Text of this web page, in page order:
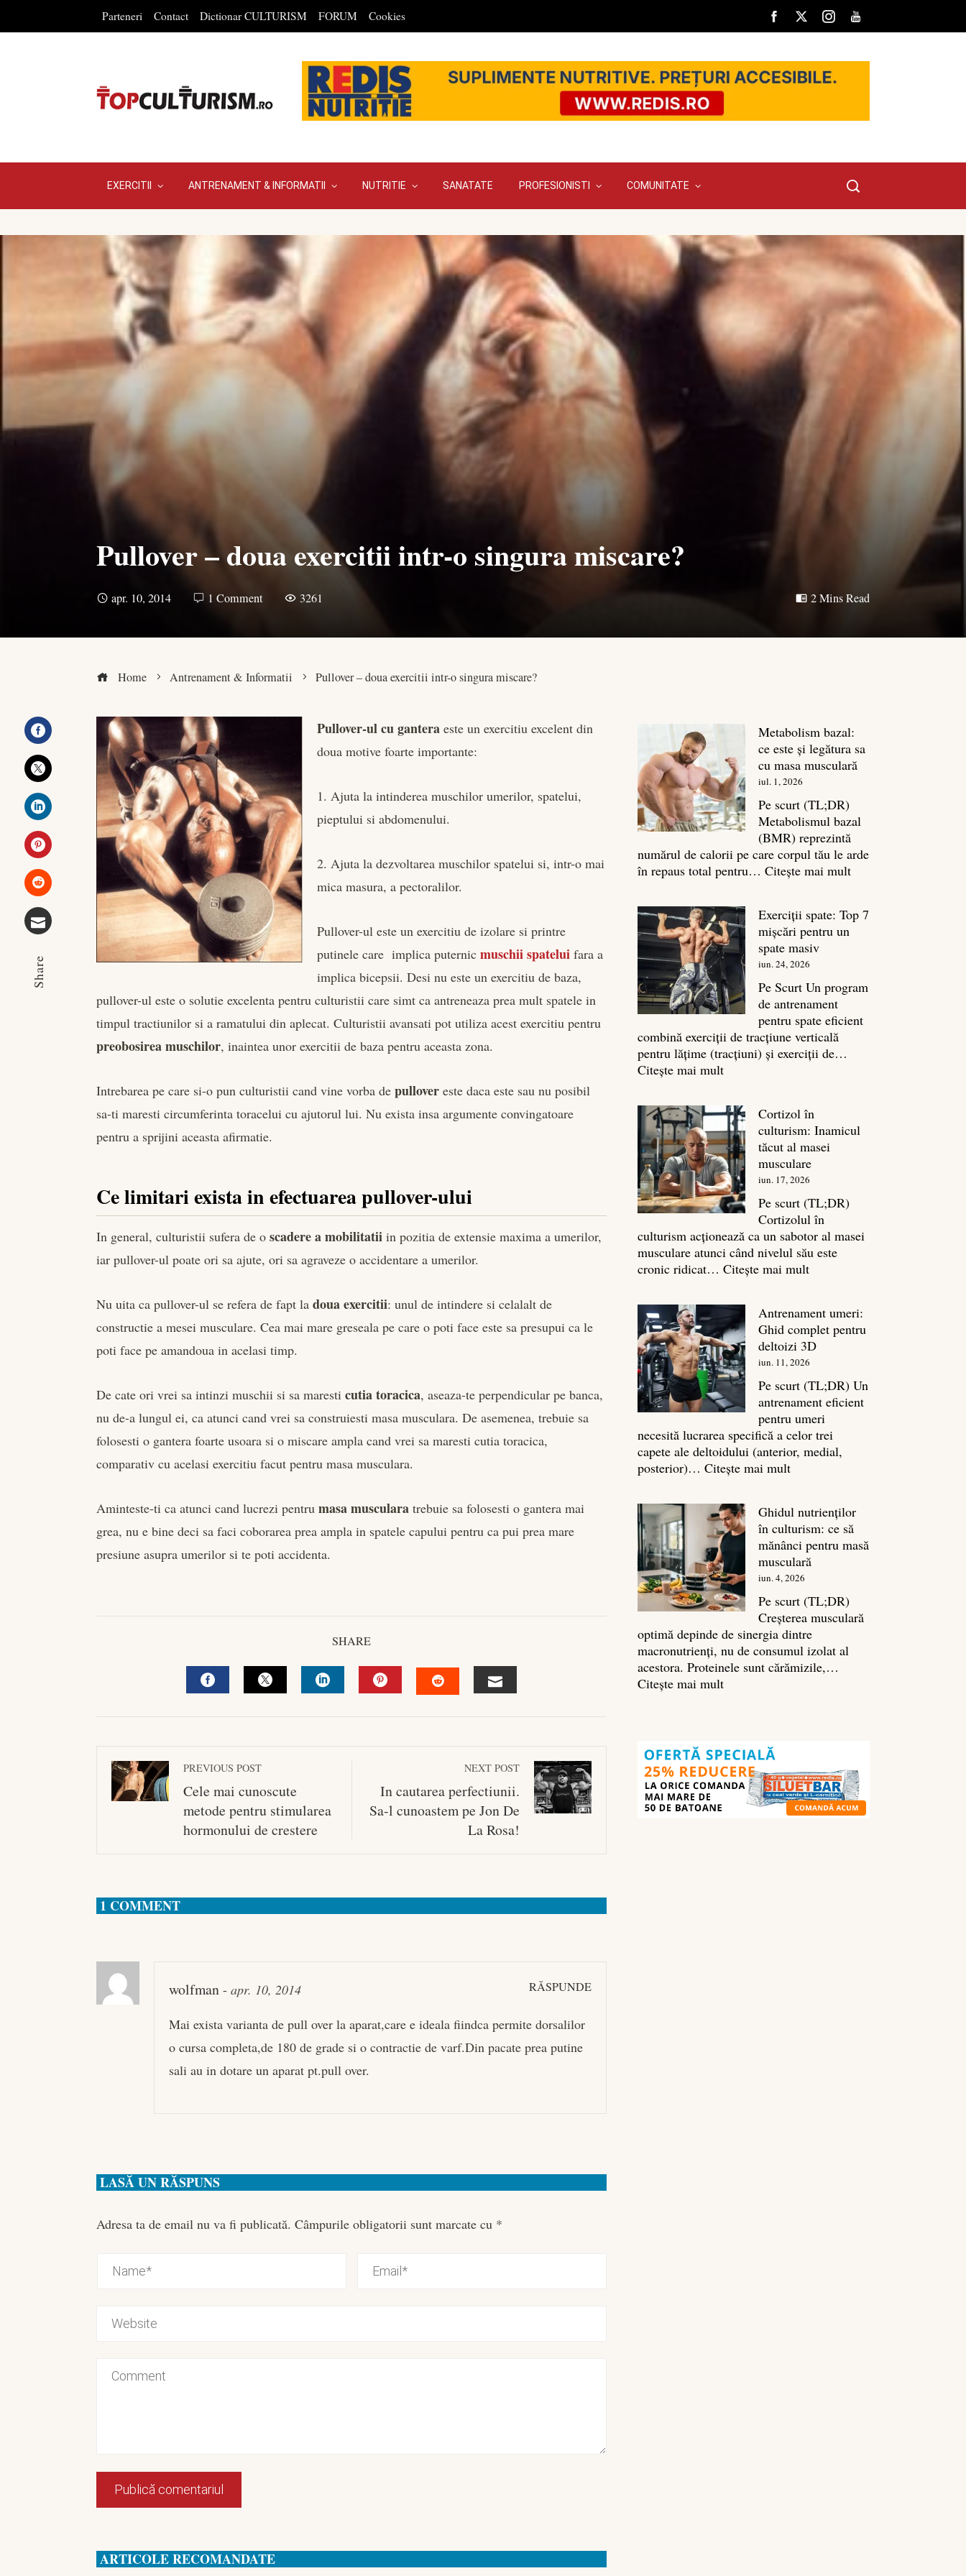
Parteneri Contact Dictionar CULTURISM FORUM Cookies
EXERCITII ANTRENAMENT & INFORMATII NUTRITIE SANATATE PROFESIONISTI COMUNITATE
Pullover – doua exercitii intr-o singura miscare?
apr. 10, 2014 1 Comment 3261 2 Mins Read
Home Antrenament & Informatii Pullover – doua exercitii intr-o singura miscare?
Facebook
Twitter
LinkedIn
Pinterest
Stumbleupon
Share
Pullover-ul cu gantera este un exercitiu excelent din
doua motive foarte importante:
1. Ajuta la intinderea muschilor umerilor, spatelui,
pieptului si abdomenului.
2. Ajuta la dezvoltarea muschilor spatelui si, intr-o mai
mica masura, a pectoralilor.
Pullover-ul este un exercitiu de izolare si printre
putinele care implica puternicmuschii spatelui fara a
implica bicepsii. Desi nu este un exercitiu de baza,
pullover-ul este o solutie excelenta pentru culturistii care simt ca antreneaza prea mult spatele in
timpul tractiunilor si a ramatului din aplecat. Culturistii avansati pot utiliza acest exercitiu pentru
preobosirea muschilor, inaintea unor exercitii de baza pentru aceasta zona.
Intrebarea pe care si-o pun culturistii cand vine vorba depullover este daca este sau nu posibil
sa-ti maresti circumferinta toracelui cu ajutorul lui. Nu exista insa argumente convingatoare
pentru a sprijini aceasta afirmatie.
Ce limitari exista in efectuarea pullover-ului
In general, culturistii sufera de oscadere a mobilitatii in pozitia de extensie maxima a umerilor,
iar pullover-ul poate ori sa ajute, ori sa agraveze o accidentare a umerilor.
Nu uita ca pullover-ul se refera de fapt ladoua exercitii: unul de intindere si celalalt de
constructie a mesei musculare. Cea mai mare greseala pe care o poti face este sa presupui ca le
poti face pe amandoua in acelasi timp.
De cate ori vrei sa intinzi muschii si sa maresticutia toracica, aseaza-te perpendicular pe banca,
nu de-a lungul ei, ca atunci cand vrei sa construiesti masa musculara. De asemenea, trebuie sa
folosesti o gantera foarte usoara si o miscare ampla cand vrei sa maresti cutia toracica,
comparativ cu acelasi exercitiu facut pentru masa musculara.
Aminteste-ti ca atunci cand lucrezi pentrumasa musculara trebuie sa folosesti o gantera mai
grea, nu e bine deci sa faci coborarea prea ampla in spatele capului pentru ca pui prea mare
presiune asupra umerilor si te poti accidenta.
SHARE
PREVIOUS POST
Cele mai cunoscute
metode pentru stimularea
hormonului de crestere
NEXT POST
In cautarea perfectiunii.
Sa-l cunoastem pe Jon De
La Rosa!
1 COMMENT
wolfman -apr. 10, 2014 RĂSPUNDE
Mai exista varianta de pull over la aparat,care e ideala fiindca permite dorsalilor
o cursa completa,de 180 de grade si o contractie de varf.Din pacate prea putine
sali au in dotare un aparat pt.pull over.
LASĂ UN RĂSPUNS
Adresa ta de email nu va fi publicată. Câmpurile obligatorii sunt marcate cu *
ARTICOLE RECOMANDATE
Metabolism bazal:
ce este și legătura sa
cu masa musculară
iul. 1, 2026
Pe scurt (TL;DR)
Metabolismul bazal
(BMR) reprezintă
numărul de calorii pe care corpul tău le arde
în repaus total pentru…Citește mai mult:
ce
sa
masa
Exerciții spate: Top 7
mișcări pentru un
spate masiv
iun. 24, 2026
Pe Scurt Un program
de antrenament
pentru spate eficient
combină exerciții de tracțiune verticală
pentru lățime (tracțiuni) și exerciții de…
Citește mai mult:
spate:
Top
7
mișcări
pentru
un
spate
masiv
Cortizol în
culturism: Inamicul
tăcut al masei
musculare
iun. 17, 2026
Pe scurt (TL;DR)
Cortizolul în
culturism acționează ca un sabotor al masei
musculare atunci când nivelul său este
cronic ridicat…Citește mai mult:
culturism:
Inamicul
tăcut
al
masei
musculare
Antrenament umeri:
Ghid complet pentru
deltoizi 3D
iun. 11, 2026
Pe scurt (TL;DR) Un
antrenament eficient
pentru umeri
necesită lucrarea specifică a celor trei
capete ale deltoidului (anterior, medial,
posterior)…Citește mai mult:
Ghid
complet
pentru
deltoizi
3D
Ghidul nutrienților
în culturism: ce să
mănânci pentru masă
musculară
iun. 4, 2026
Pe scurt (TL;DR)
Creșterea musculară
optimă depinde de sinergia dintre
macronutrienți, nu de consumul izolat al
acestora. Proteinele sunt cărămizile,…
Citește mai mult:
culturism:
ce
să
mănânci